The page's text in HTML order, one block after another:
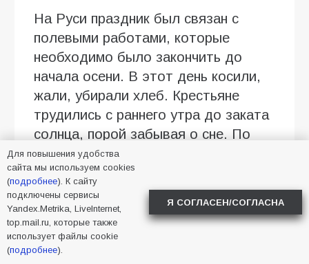
На Руси праздник был связан с
полевыми работами, которые
необходимо было закончить до
начала осени. В этот день косили,
жали, убирали хлеб. Крестьяне
трудились с раннего утра до заката
солнца, порой забывая о сне. По
этому поводу сохранилось много
пословиц и поговорок: «На Трофима
долго спать — добра не видать»,
«В страду одна забота — не стояла
бы работа», «Если идет работа —
спать неохота», «Хорошему хозяину
Для повышения удобства
сайта мы используем cookies
(подробнее). К сайту
подключены сервисы
Yandex.Metrika, LiveInternet,
top.mail.ru, которые также
использует файлы cookie
(подробнее).
Я СОГЛАСЕН/СОГЛАСНА